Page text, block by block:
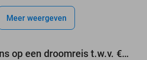
Meer weergeven
Maak gratis kans op een droomreis t.w.v. €3.000!